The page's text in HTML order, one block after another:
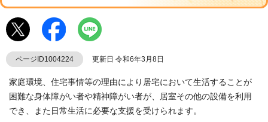
ページID1004224 更新日 令和6年3月8日
家庭環境、住宅事情等の理由により居宅において生活することが
困難な身体障がい者や精神障がい者が、居室その他の設備を利用
でき、また日常生活に必要な支援を受けられます。